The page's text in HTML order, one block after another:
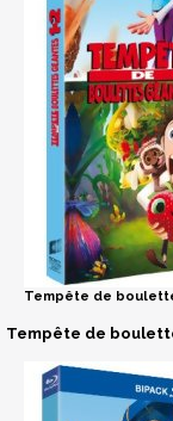
Tempête de
Tempête de